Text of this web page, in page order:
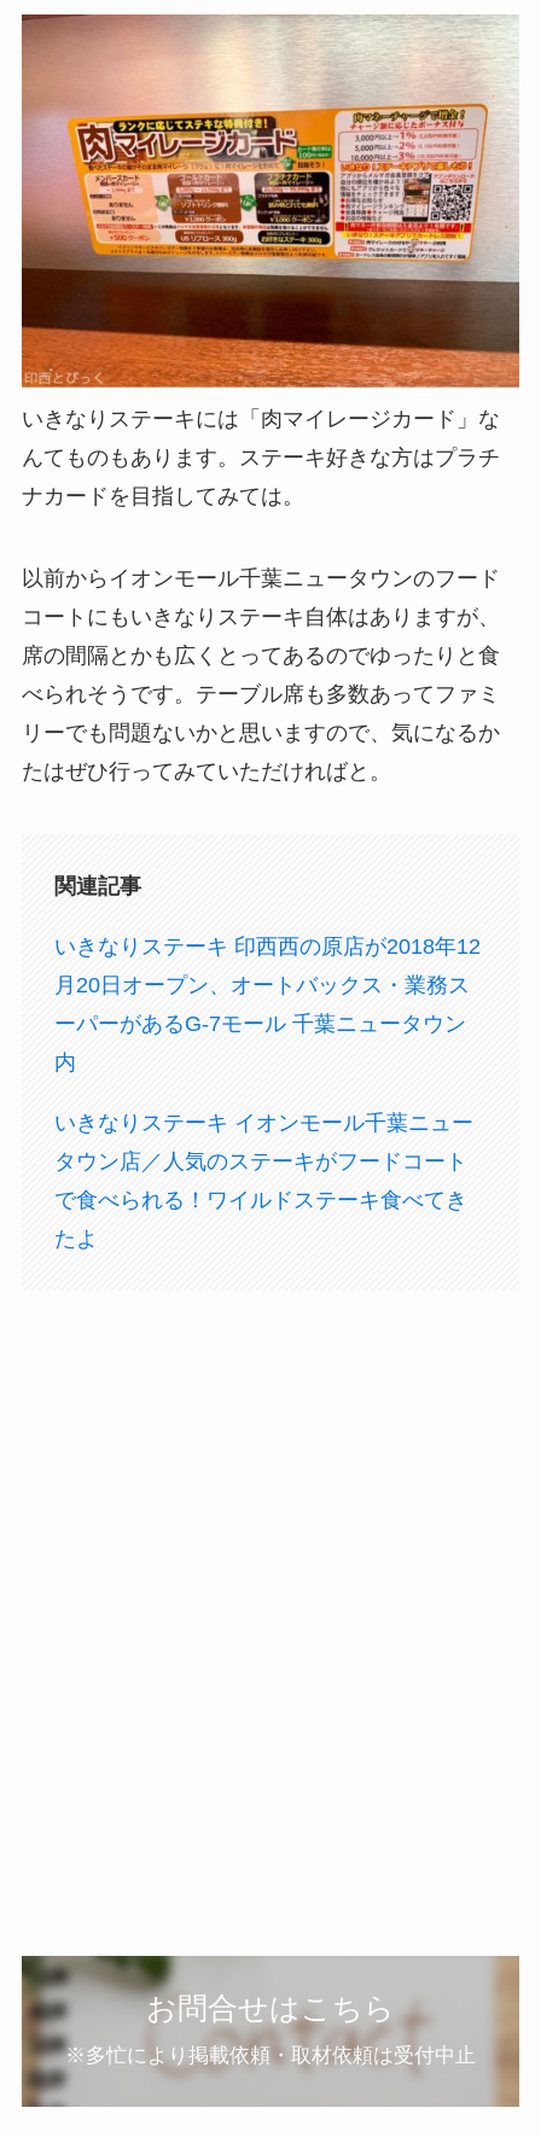
いきなりステーキには「肉マイレージカード」な
んてものもあります。ステーキ好きな方はプラチ
ナカードを目指してみては。
以前からイオンモール千葉ニュータウンのフード
コートにもいきなりステーキ自体はありますが、
席の間隔とかも広くとってあるのでゆったりと食
べられそうです。テーブル席も多数あってファミ
リーでも問題ないかと思いますので、気になるか
たはぜひ行ってみていただければと。
関連記事
いきなりステーキ 印西西の原店が2018年12
月20日オープン、オートバックス・業務ス
ーパーがあるG-7モール 千葉ニュータウン
内
いきなりステーキ イオンモール千葉ニュー
タウン店／人気のステーキがフードコート
で食べられる！ワイルドステーキ食べてき
たよ
お問合せはこちら
※多忙により掲載依頼・取材依頼は受付中止